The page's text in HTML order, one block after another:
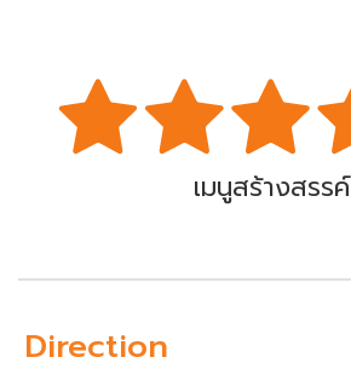
เมนูสร้างสรรค์
Direction